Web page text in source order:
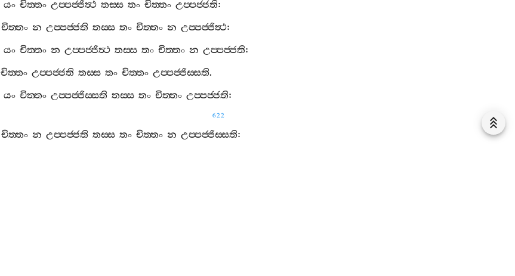
යං චිත‍්තං උප‍්පජ‍්ජිත්‍ථ තස‍්ස තං චිත‍්තං උප‍්පජ‍්ජති:
චිත‍්තං න උප‍්පජ‍්ජති තස‍්ස තං චිත‍්තං න උප‍්පජ‍්ජිත්‍ථ:
යං චිත‍්තං න උප‍්පජ‍්ජිත්‍ථ තස‍්ස තං චිත‍්තං න උප‍්පජ‍්ජති:
චිත‍්තං උප‍්පජ‍්ජති තස‍්ස තං චිත‍්තං උප‍්පජ‍්ජිස‍්සති.
යං චිත‍්තං උප‍්පජ‍්ජිස‍්සති තස‍්ස තං චිත‍්තං උප‍්පජ‍්ජති:
622
චිත‍්තං න උප‍්පජ‍්ජති තස‍්ස තං චිත‍්තං න උප‍්පජ‍්ජිස‍්සති: